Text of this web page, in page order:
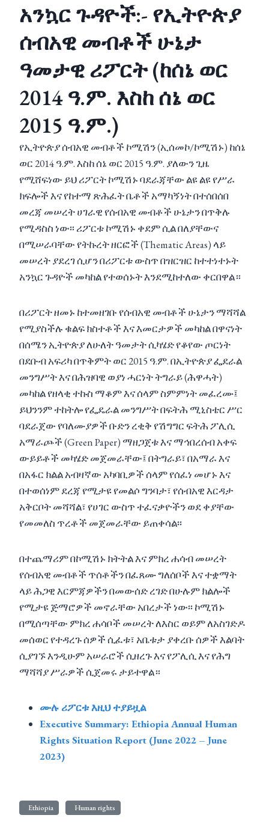
አንኳር ጉዳዮች:- የኢትዮጵያ
ሰብአዊ መብቶች ሁኔታ
ዓመታዊ ሪፖርት (ከሰኔ ወር
2014 ዓ.ም. እስከ ሰኔ ወር
2015 ዓ.ም.)
የኢትዮጵያ ሰብአዊ መብቶች ኮሚሽን (ኢሰመኮ/ኮሚሽኑ) ከሰኔ
ወር 2014 ዓ.ም. እስከ ሰኔ ወር 2015 ዓ.ም. ያለውን ጊዜ
የሚሸፍነው ይህ ሪፖርት ኮሚሽኑ ባደራጃቸው ልዩ ልዩ የሥራ
ክፍሎች እና የከተማ ጽሕፈት ቤቶች አማካኝነት በተሰበሰበ
መረጃ መሠረት ሀገራዊ የሰብአዊ መብቶች ሁኔታን በጥቅሉ
የሚዳስስ ነው፡፡ ሪፖርቱ ኮሚሽኑ ቀደም ሲል በለያቸውና
በሚሠራባቸው የትኩረት ዘርፎች (Thematic Areas) ላይ
መሠረት ያደረገ ሲሆን በሪፖርቱ ውስጥ በዝርዝር ከተተነተኑት
አንኳር ጉዳዮች መካከል የተወሰኑት እንደሚከተለው ቀርበዋል።
በሪፖርት ዘመኑ ከተመዘገቡ የሰብአዊ መብቶች ሁኔታን ማሻሻል
የሚያስችሉ ቁልፍ ክስተቶች እና እመርታዎች መካከል በዋናነት
በሰሜን ኢትዮጵያ ለሁለት ዓመታት ሲካሄድ የቆየው ጦርነት
በደቡብ አፍሪካ በጥቅምት ወር 2015 ዓ.ም. በኢትዮጵያ ፌደራል
መንግሥት እና በሕዝባዊ ወያነ ሓርነት ትግራይ (ሕዋሓት)
መካከል የዘላቂ ተኩስ ማቆምእና ሰላምስምምነት መፈረሙ፤
ይህንንም ተከትሎ የፌዴራል መንግሥት በፍትሕ ሚኒስቴር ሥር
ባደራጀው የባለሙያዎች ቡድን ረቂቅ የሽግግር ፍትሕ ፖሊሲ
አማራጮች (Green Paper) ማዘጋጀቱ እና ማኅበረሰብ አቀፍ
ውይይቶች መካሄድ መጀመራቸው፤ በትግራይ፣ በአማራ እና
በአፋር ክልል አብዛኛው አካባቢዎች ሰላም የሰፈነ መሆኑ እና
በተወሰነም ደረጃ የሚታዩ የመልሶ ግንባታ፣ የሰብአዊ እርዳታ
አቅርቦት መሻሻል፣ የሀገር ውስጥ ተፈናቃዮችን ወደ ቀያቸው
የመመለስ ጥረቶች መጀመራቸው ይጠቀሳል፡፡
በተጨማሪም በኮሚሽኑ ክትትል እና ምክረ ሐሳብ መሠረት
የሰብአዊ መብቶች ጥሰቶችን በፈጸሙ ግለሰቦች እና ተቋማት
ላይ ሕጋዊ እርምጃዎችን በመውሰድ ረገድ በሁሉም ክልሎች
የሚታዩ ጅማሮዎች መኖራቸው አበረታች ነው፡፡ ኮሚሽኑ
በሚሰጣቸው ምክረ ሐሳቦች መሠረት ለእስር ወይም ለአስገድዶ
መሰወር የተዳረጉ ሰዎች ሲፈቱ፣ አቤቱታ ያቀረቡ ሰዎች እልባት
ሲያገኙ እንዲሁም አሠራሮች ሲዘረጉ እና የፖሊሲ እና የሕግ
ማሻሻያ ሥራዎች ሲጀመሩ ታይተዋል።
ሙሉ ሪፖርቱ እዚህ ተያይዟል
Executive Summary: Ethiopia Annual Human
Rights Situation Report (June 2022 – June
2023)
Ethiopia Human rights